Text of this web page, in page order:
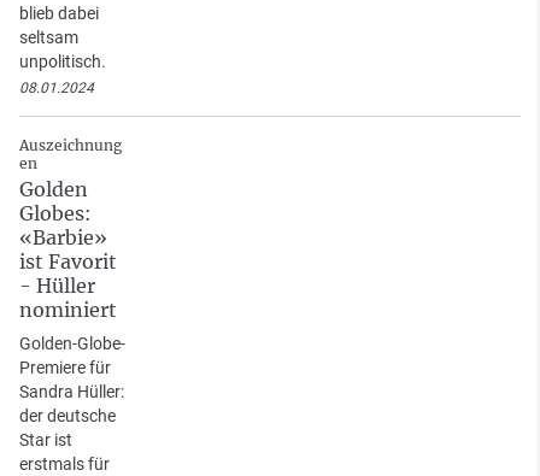
blieb dabei
seltsam
unpolitisch.
08.01.2024
Auszeichnung
en
Golden
Globes:
«Barbie»
ist Favorit
- Hüller
nominiert
Golden-Globe-
Premiere für
Sandra Hüller:
der deutsche
Star ist
erstmals für